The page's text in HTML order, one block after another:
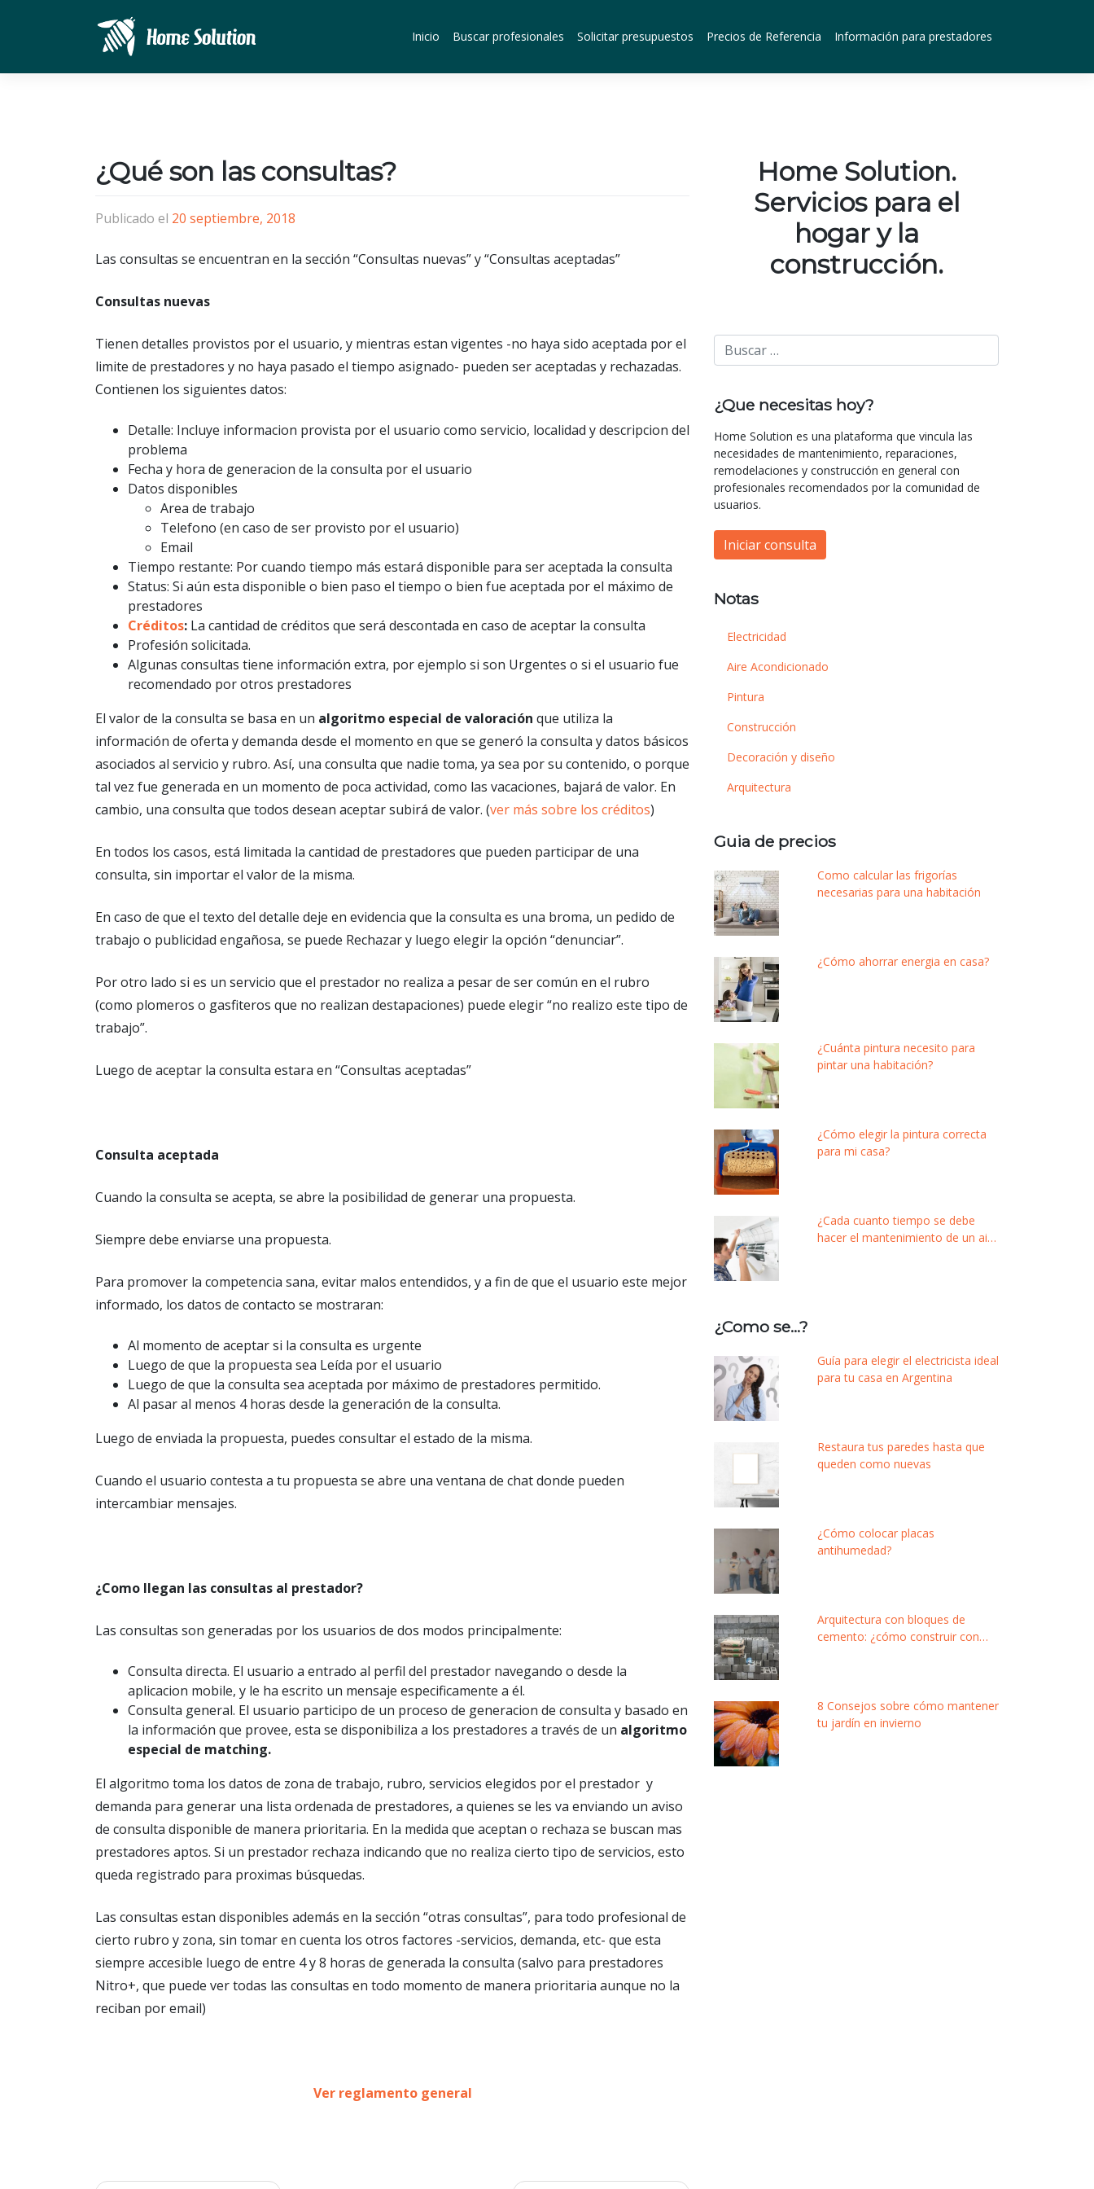
Inicio Buscar profesionales Solicitar presupuestos Precios de Referencia Información para prestadores
¿Qué son las consultas?
Publicado el 20 septiembre, 2018
Las consultas se encuentran en la sección “Consultas nuevas” y “Consultas aceptadas”
Consultas nuevas
Tienen detalles provistos por el usuario, y mientras estan vigentes -no haya sido aceptada por el
limite de prestadores y no haya pasado el tiempo asignado- pueden ser aceptadas y rechazadas.
Contienen los siguientes datos:
Detalle: Incluye informacion provista por el usuario como servicio, localidad y descripcion del
problema
Fecha y hora de generacion de la consulta por el usuario
Datos disponibles
Area de trabajo
Telefono (en caso de ser provisto por el usuario)
Email
Tiempo restante: Por cuando tiempo más estará disponible para ser aceptada la consulta
Status: Si aún esta disponible o bien paso el tiempo o bien fue aceptada por el máximo de
prestadores
Créditos: La cantidad de créditos que será descontada en caso de aceptar la consulta
Profesión solicitada.
Algunas consultas tiene información extra, por ejemplo si son Urgentes o si el usuario fue
recomendado por otros prestadores
El valor de la consulta se basa en un algoritmo especial de valoración que utiliza la
información de oferta y demanda desde el momento en que se generó la consulta y datos básicos
asociados al servicio y rubro. Así, una consulta que nadie toma, ya sea por su contenido, o porque
tal vez fue generada en un momento de poca actividad, como las vacaciones, bajará de valor. En
cambio, una consulta que todos desean aceptar subirá de valor. (ver más sobre los créditos)
En todos los casos, está limitada la cantidad de prestadores que pueden participar de una
consulta, sin importar el valor de la misma.
En caso de que el texto del detalle deje en evidencia que la consulta es una broma, un pedido de
trabajo o publicidad engañosa, se puede Rechazar y luego elegir la opción “denunciar”.
Por otro lado si es un servicio que el prestador no realiza a pesar de ser común en el rubro
(como plomeros o gasfiteros que no realizan destapaciones) puede elegir “no realizo este tipo de
trabajo”.
Luego de aceptar la consulta estara en “Consultas aceptadas”
Consulta aceptada
Cuando la consulta se acepta, se abre la posibilidad de generar una propuesta.
Siempre debe enviarse una propuesta.
Para promover la competencia sana, evitar malos entendidos, y a fin de que el usuario este mejor
informado, los datos de contacto se mostraran:
Al momento de aceptar si la consulta es urgente
Luego de que la propuesta sea Leída por el usuario
Luego de que la consulta sea aceptada por máximo de prestadores permitido.
Al pasar al menos 4 horas desde la generación de la consulta.
Luego de enviada la propuesta, puedes consultar el estado de la misma.
Cuando el usuario contesta a tu propuesta se abre una ventana de chat donde pueden
intercambiar mensajes.
¿Como llegan las consultas al prestador?
Las consultas son generadas por los usuarios de dos modos principalmente:
Consulta directa. El usuario a entrado al perfil del prestador navegando o desde la
aplicacion mobile, y le ha escrito un mensaje especificamente a él.
Consulta general. El usuario participo de un proceso de generacion de consulta y basado en
la información que provee, esta se disponibiliza a los prestadores a través de un algoritmo
especial de matching.
El algoritmo toma los datos de zona de trabajo, rubro, servicios elegidos por el prestador y
demanda para generar una lista ordenada de prestadores, a quienes se les va enviando un aviso
de consulta disponible de manera prioritaria. En la medida que aceptan o rechaza se buscan mas
prestadores aptos. Si un prestador rechaza indicando que no realiza cierto tipo de servicios, esto
queda registrado para proximas búsquedas.
Las consultas estan disponibles además en la sección “otras consultas”, para todo profesional de
cierto rubro y zona, sin tomar en cuenta los otros factores -servicios, demanda, etc- que esta
siempre accesible luego de entre 4 y 8 horas de generada la consulta (salvo para prestadores
Nitro+, que puede ver todas las consultas en todo momento de manera prioritaria aunque no la
reciban por email)
Ver reglamento general
Home Solution.
Servicios para el
hogar y la
construcción.
¿Que necesitas hoy?
Home Solution es una plataforma que vincula las
necesidades de mantenimiento, reparaciones,
remodelaciones y construcción en general con
profesionales recomendados por la comunidad de
usuarios.
Iniciar consulta
Notas
Electricidad
Aire Acondicionado
Pintura
Construcción
Decoración y diseño
Arquitectura
Guia de precios
Como calcular las frigorías
necesarias para una habitación
¿Cómo ahorrar energia en casa?
¿Cuánta pintura necesito para
pintar una habitación?
¿Cómo elegir la pintura correcta
para mi casa?
¿Cada cuanto tiempo se debe
hacer el mantenimiento de un aire
¿Como se…?
Guía para elegir el electricista ideal
para tu casa en Argentina
Restaura tus paredes hasta que
queden como nuevas
¿Cómo colocar placas
antihumedad?
Arquitectura con bloques de
cemento: ¿cómo construir con
8 Consejos sobre cómo mantener
tu jardín en invierno